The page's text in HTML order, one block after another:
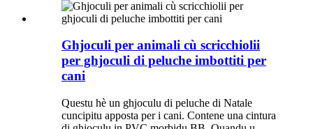
Ghjoculi per animali cù scricchiolii
per ghjoculi di peluche imbottiti per
cani
Questu hè un ghjoculu di peluche di Natale
cuncipitu apposta per i cani. Contene una cintura